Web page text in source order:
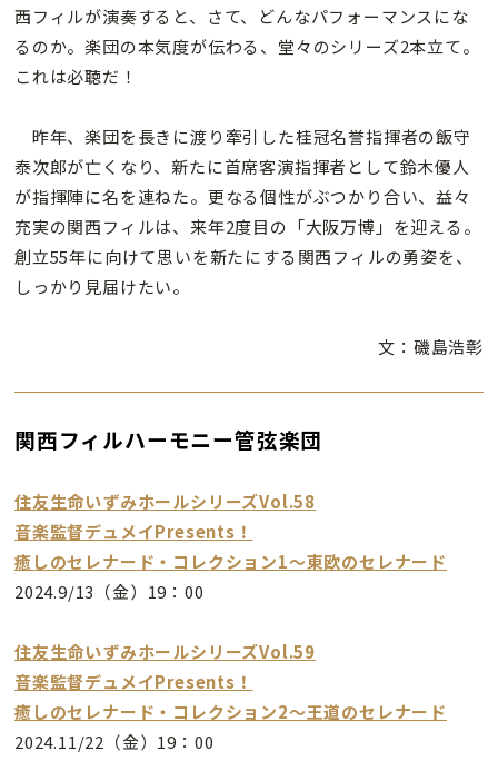
西フィルが演奏すると、さて、どんなパフォーマンスにな
るのか。楽団の本気度が伝わる、堂々のシリーズ2本立て。
これは必聴だ！
昨年、楽団を長きに渡り牽引した桂冠名誉指揮者の飯守
泰次郎が亡くなり、新たに首席客演指揮者として鈴木優人
が指揮陣に名を連ねた。更なる個性がぶつかり合い、益々
充実の関西フィルは、来年2度目の「大阪万博」を迎える。
創立55年に向けて思いを新たにする関西フィルの勇姿を、
しっかり見届けたい。
文：磯島浩彰
関西フィルハーモニー管弦楽団
住友生命いずみホールシリーズVol.58
音楽監督デュメイPresents！
癒しのセレナード・コレクション1～東欧のセレナード
2024.9/13（金）19：00
住友生命いずみホールシリーズVol.59
音楽監督デュメイPresents！
癒しのセレナード・コレクション2～王道のセレナード
2024.11/22（金）19：00